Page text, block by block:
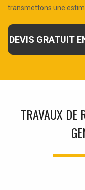
transmettons une
DEVIS GRATUIT
TRAVAUX DE